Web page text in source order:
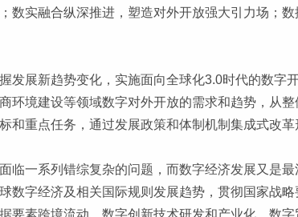
数实融合纵深推进，塑造对外开放强大引力场；
发展新趋势变化，实施面向全球化3.0时代的数
环境建设等领域数字对外开放的需求和趋势，从
和重点任务，通过发展政策和体制机制集成式改革
临一系列错综复杂的问题，而数字经济发展又是
数字经济及相关国际规则发展趋势，贯彻国家战
要素跨境流动、数字创新技术研发和产业化、数